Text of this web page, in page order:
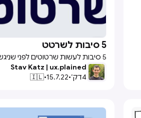
5 סיבות לשרטט
5 סיבות לעשות שרטוטים לפני שניגשים למחשב✍️
Stav Katz | ux.plained
4דק׳•
15.7.22
•
🇮🇱